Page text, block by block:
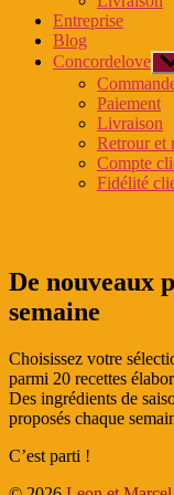
Entreprise
Blog
Concordelove
le
Paiement
Livraison
Retrour et
Compte
Fidélité
De nouveaux
semaine
Choisissez votre
parmi 20 recettes
Des ingrédients de
proposés chaque
C’est parti !